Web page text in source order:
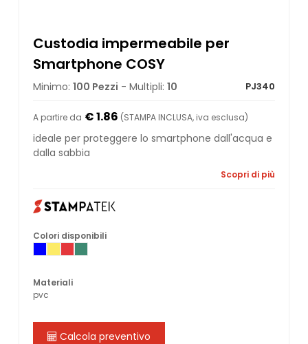
Custodia impermeabile per
Smartphone COSY
Minimo: 100 Pezzi - Multipli: 10 PJ340
A partire da € 1.86 (STAMPA INCLUSA, iva esclusa)
ideale per proteggere lo smartphone dall'acqua e
dalla sabbia
Scopri di più
Colori disponibili
Materiali
pvc
Calcola preventivo